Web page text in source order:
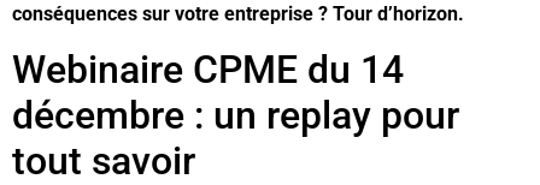
conséquences sur votre entreprise ? Tour d’horizon.
Webinaire CPME du 14
décembre : un replay pour
tout savoir